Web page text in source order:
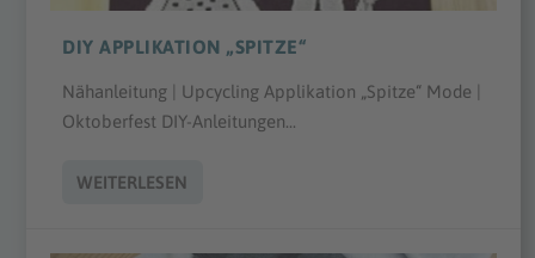
DIY APPLIKATION „SPITZE“
Nähanleitung | Upcycling Applikation „Spitze“ Mode |
Oktoberfest DIY-Anleitungen...
WEITERLESEN